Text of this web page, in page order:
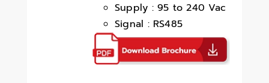
Supply : 95 to 240 Vac
Signal : RS485